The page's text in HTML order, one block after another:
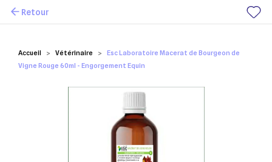
Mes favoris
Accueil Vétérinaire
Esc Laboratoire Macerat de Bourgeon de
Vigne Rouge 60ml - Engorgement Equin
Retour